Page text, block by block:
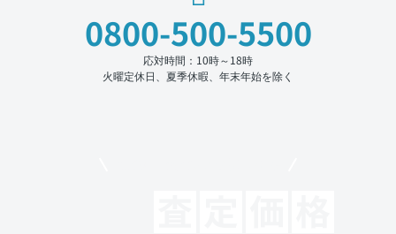
0800-500-5500
応対時間：10時～18時
火曜定休日、夏季休暇、年末年始を除く